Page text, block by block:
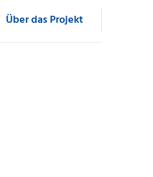
Über das Projekt